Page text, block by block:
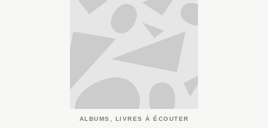
ALBUMS, LIVRES À ÉCOUTER